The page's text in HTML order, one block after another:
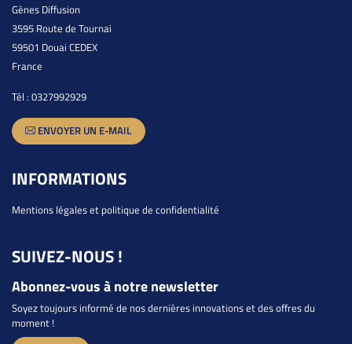
Gènes Diffusion
3595 Route de Tournai
59501 Douai CEDEX
France
Tél : 0327992929
ENVOYER UN E-MAIL
INFORMATIONS
Mentions légales et politique de confidentialité
SUIVEZ-NOUS !
Abonnez-vous à notre newsletter
Soyez toujours informé de nos dernières innovations et des offres du
moment !